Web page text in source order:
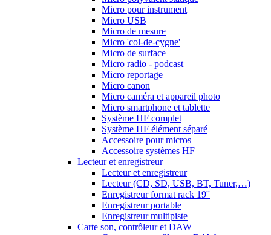
Micro pour instrument
Micro USB
Micro de mesure
Micro 'col-de-cygne'
Micro de surface
Micro radio - podcast
Micro reportage
Micro canon
Micro caméra et appareil photo
Micro smartphone et tablette
Système HF complet
Système HF élément séparé
Accessoire pour micros
Accessoire systèmes HF
Lecteur et enregistreur
Lecteur et enregistreur
Lecteur (CD, SD, USB, BT, Tuner,…)
Enregistreur format rack 19''
Enregistreur portable
Enregistreur multipiste
Carte son, contrôleur et DAW